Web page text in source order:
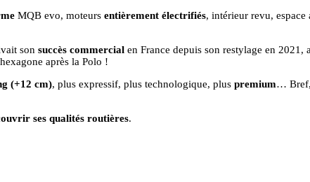
MQB evo, moteurs entièrement électrifiés, intérieur revu,
son succès commercial en France depuis son restylage en 2021,
après la Polo !
(+12 cm), plus expressif, plus technologique, plus premium… Bref,
ses qualités routières.